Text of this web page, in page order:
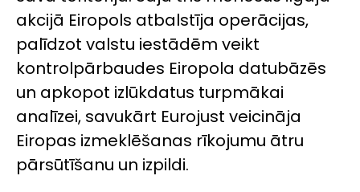
akcijā Eiropols atbalstīja operācijas,
palīdzot valstu iestādēm veikt
kontrolpārbaudes Eiropola datubāzēs
un apkopot izlūkdatus turpmākai
analīzei, savukārt Eurojust veicināja
Eiropas izmeklēšanas rīkojumu ātru
pārsūtīšanu un izpildi.